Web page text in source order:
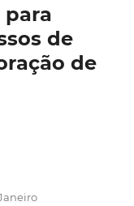
para
de
de